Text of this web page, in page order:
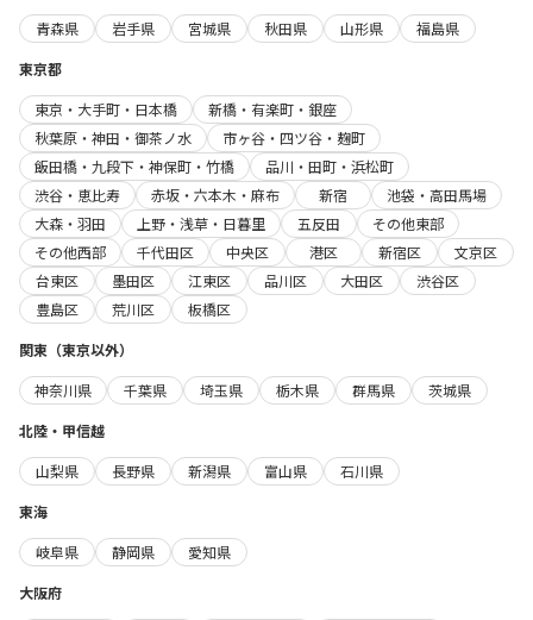
青森県
岩手県 宮城県 秋田県 山形県
福島県
東京都
東京・大手町・日本橋
新橋・有楽町・銀座
秋葉原・神田・御茶ノ水
市ヶ谷・四ツ谷・麹町
飯田橋・九段下・神保町・竹橋
品川・田町・浜松町
渋谷・恵比寿
赤坂・六本木・麻布 新宿
池袋・高田馬場
大森・羽田
上野・浅草・日暮里 五反田
その他東部
その他西部
千代田区 中央区 港区 新宿区
文京区
台東区
墨田区 江東区 品川区 大田区
渋谷区
豊島区
荒川区
板橋区
関東（東京以外）
神奈川県
千葉県 埼玉県 栃木県 群馬県
茨城県
北陸・甲信越
山梨県
長野県 新潟県 富山県
石川県
東海
岐阜県
静岡県
愛知県
大阪府